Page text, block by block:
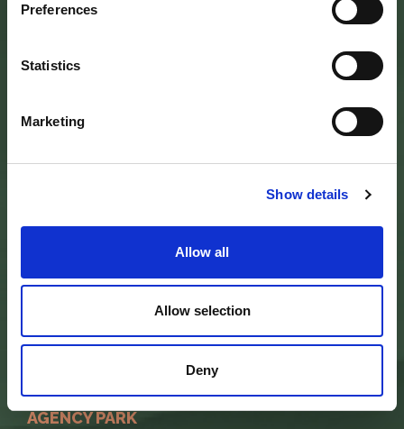
Preferences
Statistics
Marketing
Show details
Allow all
Allow selection
Deny
SEDE DELL’ENTE PARCO
via Guido Brocchi, 7
SEDE DELLA COMUNITA’ DEL PARCO
Via P. Nefetti, 3
AGENCY PARK